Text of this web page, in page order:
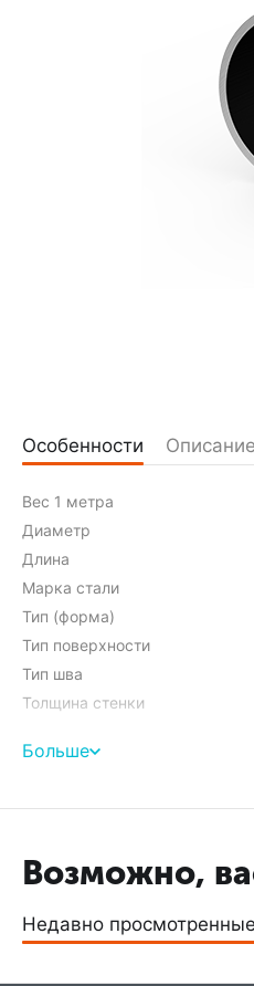
Особенности Описание
Вес 1 метра
Диаметр
Длина
Марка стали
Тип (форма)
Тип поверхности
Тип шва
Толщина стенки
Найти похожие
Больше
Возможно,
Недавно просмотренные